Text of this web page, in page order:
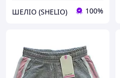
ШЕЛІО (SHELIO) 100%